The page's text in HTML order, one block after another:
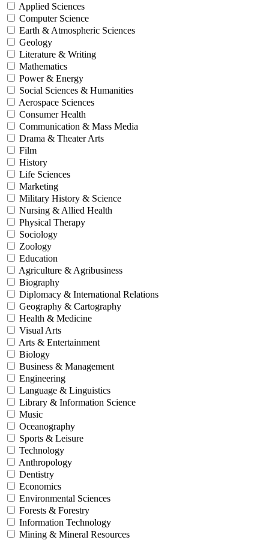
Applied Sciences
Computer Science
Earth & Atmospheric Sciences
Geology
Literature & Writing
Mathematics
Power & Energy
Social Sciences & Humanities
Aerospace Sciences
Consumer Health
Communication & Mass Media
Drama & Theater Arts
Film
History
Life Sciences
Marketing
Military History & Science
Nursing & Allied Health
Physical Therapy
Sociology
Zoology
Education
Agriculture & Agribusiness
Biography
Diplomacy & International Relations
Geography & Cartography
Health & Medicine
Visual Arts
Arts & Entertainment
Biology
Business & Management
Engineering
Language & Linguistics
Library & Information Science
Music
Oceanography
Sports & Leisure
Technology
Anthropology
Dentistry
Economics
Environmental Sciences
Forests & Forestry
Information Technology
Mining & Mineral Resources